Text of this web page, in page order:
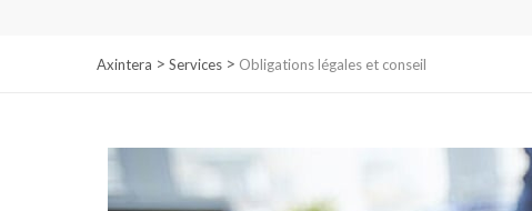
Axintera > Services > Obligations légales et conseil